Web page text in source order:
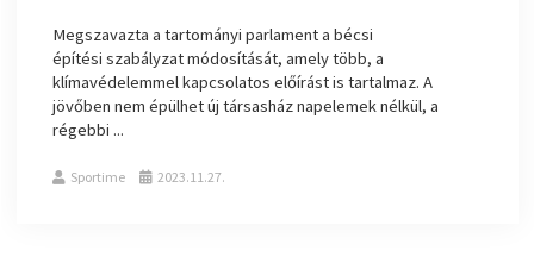
Megszavazta a tartományi parlament a bécsi
építési szabályzat módosítását, amely több, a
klímavédelemmel kapcsolatos előírást is tartalmaz. A
jövőben nem épülhet új társasház napelemek nélkül, a
régebbi ...
Sportime 2023.11.27.